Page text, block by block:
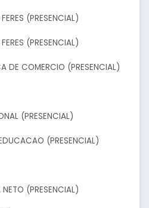
(PRESENCIAL)
(PRESENCIAL)
DE COMERCIO (PRESENCIAL)
(PRESENCIAL)
(PRESENCIAL)
(PRESENCIAL)